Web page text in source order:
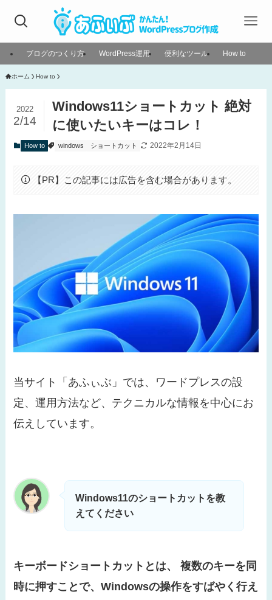
ブログのつくり方 WordPress運用 便利なツール How to
ホーム How to
Windows11ショートカット 絶対
に使いたいキーはコレ！
2022
2/14
How to windows ショートカット 2022年2月14日
【PR】この記事には広告を含む場合があります。
当サイト「あふぃぶ」では、ワードプレスの設
定、運用方法など、テクニカルな情報を中心にお
伝えしています。
Windows11のショートカットを教
えてください
キーボードショートカットとは、 複数のキーを同
時に押すことで、Windowsの操作をすばやく行え